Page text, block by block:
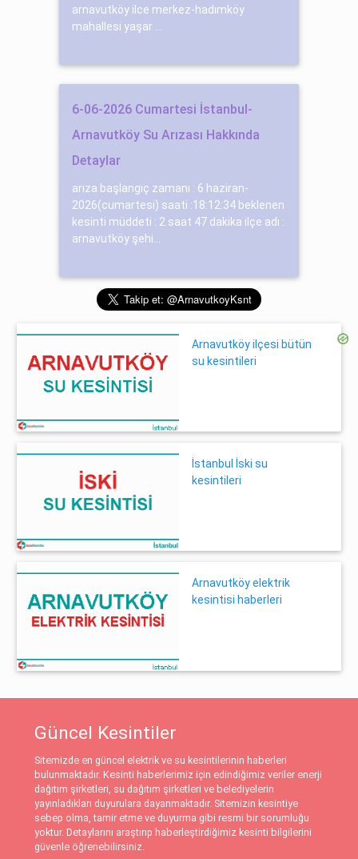
arnavutköy ilce merkez-hadımköy
mahallesi yaşar ...
6-06-2026 Cumartesi İstanbul-
Arnavutköy Su Arızası Hakkında
Detaylar
arıza başlangıç zamanı : 6 haziran-
2026(cumartesi) saati :18:12:34 beklenen
kesinti müddeti : 2 saat 47 dakika ilçe adı :
arnavutköy şehi...
Arnavutköy ilçesi bütün
su kesintileri
İstanbul İski su
kesintileri
Arnavutköy elektrik
kesintisi haberleri
Güncel Kesintiler
Sitemizde en güncel elektrik ve su kesintilerinin haberleri
bulunmaktadır. Kesinti haberlerimiz için edindiğimiz veriler enerji
dağıtım şirketleri, su dağıtım şirketleri ve belediyelerin
yayınladıkları duyurulara dayanmaktadır. Sitemizin kesintiye
sebep olma, tamir etme ve duyurma gibi resmi bir sorumluğu
yoktur. Detaylarını araştırıp haberleştirdiğimiz kesinti bilgilerini
güvenle öğrenebilirsiniz.